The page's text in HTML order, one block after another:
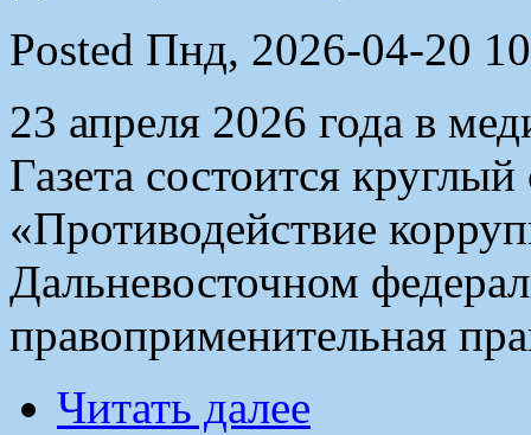
Posted Пнд, 2026-04-20
23 апреля 2026 года в
Газета состоится
«Противодействие
Дальневосточном
правоприменительная
Читать далее